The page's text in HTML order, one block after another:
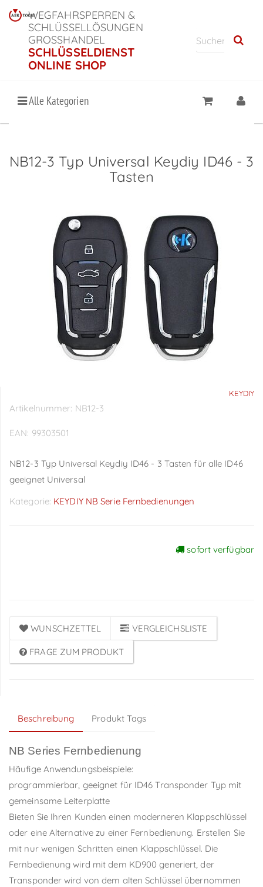
WEGFAHRSPERREN &
SCHLÜSSELLÖSUNGEN
GROSSHANDEL
SCHLÜSSELDIENST
ONLINE SHOP
Alle Kategorien
NB12-3 Typ Universal Keydiy ID46 - 3
Tasten
KEYDIY
Artikelnummer: NB12-3
EAN: 99303501
NB12-3 Typ Universal Keydiy ID46 - 3 Tasten für alle ID46
geeignet Universal
Kategorie: KEYDIY NB Serie Fernbedienungen
sofort verfügbar
WUNSCHZETTEL VERGLEICHSLISTE
FRAGE ZUM PRODUKT
Beschreibung Produkt Tags
NB Series Fernbedienung
Häufige Anwendungsbeispiele:
programmierbar, geeignet für ID46 Transponder Typ mit
gemeinsame Leiterplatte
Bieten Sie Ihren Kunden einen moderneren Klappschlüssel
oder eine Alternative zu einer Fernbedienung. Erstellen Sie
mit nur wenigen Schritten einen Klappschlüssel. Die
Fernbedienung wird mit dem KD900 generiert, der
Transponder wird von dem alten Schlüssel übernommen